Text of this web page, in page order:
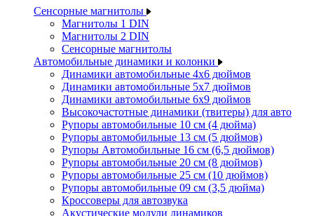
Сенсорные магнитолы
Магнитолы 1 DIN
Магнитолы 2 DIN
Сенсорные магнитолы
Автомобильные динамики и колонки
Динамики автомобильные 4x6 дюймов
Динамики автомобильные 5x7 дюймов
Динамики автомобильные 6x9 дюймов
Высокочастотные динамики (твитеры) для авто
Рупоры автомобильные 10 см (4 дюйма)
Рупоры автомобильные 13 см (5 дюймов)
Рупоры Автомобильные 16 см (6,5 дюймов)
Рупоры автомобильные 20 см (8 дюймов)
Рупоры автомобильные 25 см (10 дюймов)
Рупоры автомобильные 09 см (3,5 дюйма)
Кроссоверы для автозвука
Акустические модули динамиков